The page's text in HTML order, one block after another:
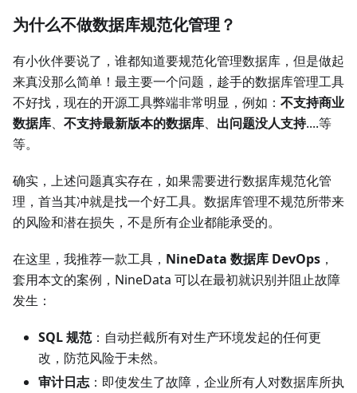
为什么不做数据库规范化管理？
有小伙伴要说了，谁都知道要规范化管理数据库，但是做起
来真没那么简单！最主要一个问题，趁手的数据库管理工具
不好找，现在的开源工具弊端非常明显，例如： 不支持商业
数据库、 不支持最新版本的数据库、 出问题没人支持....等
等。
确实，上述问题真实存在，如果需要进行数据库规范化管
理，首当其冲就是找一个好工具。数据库管理不规范所带来
的风险和潜在损失，不是所有企业都能承受的。
在这里，我推荐一款工具， NineData 数据库 DevOps ，
套用本文的案例，NineData 可以在最初就识别并阻止故障
发生：
SQL 规范：自动拦截所有对生产环境发起的任何更
改，防范风险于未然。
审计日志：即使发生了故障，企业所有人对数据库所执